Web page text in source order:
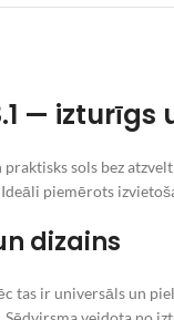
—
praktisks sols bez
piemērots
dizains
tas ir universāls un